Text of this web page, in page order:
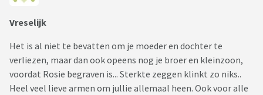
Vreselijk
Het is al niet te bevatten om je moeder en dochter te
verliezen, maar dan ook opeens nog je broer en kleinzoon,
voordat Rosie begraven is... Sterkte zeggen klinkt zo niks..
Heel veel lieve armen om jullie allemaal heen. Ook voor alle